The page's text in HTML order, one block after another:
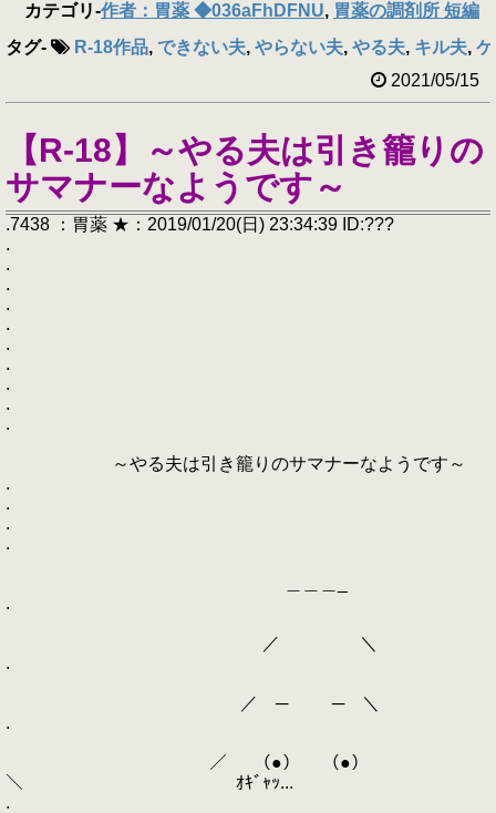
カテゴリ-作者：胃薬 ◆036aFhDFNU, 胃薬の調剤所 短編
タグ- R-18作品, できない夫, やらない夫, やる夫, キル夫,
2021/05/15
【R-18】～やる夫は引き籠りの
サマナーなようです～
.7438 ：胃薬 ★：2019/01/20(日) 23:34:39 ID:???
.
.
.
.
.
.
.
.
.
.
～やる夫は引き籠りのサマナーなようです～
.
.
.
.
.
／ ＼
.
／ ─ ─ ＼
.
／ （●） （●）
＼ ｵｷﾞｬｯ...
.